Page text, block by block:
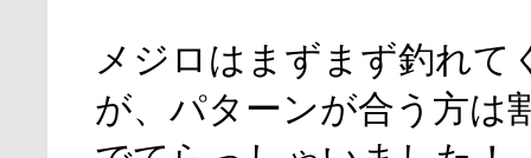
メジロはまずまず釣れて
が、パターンが合う方は